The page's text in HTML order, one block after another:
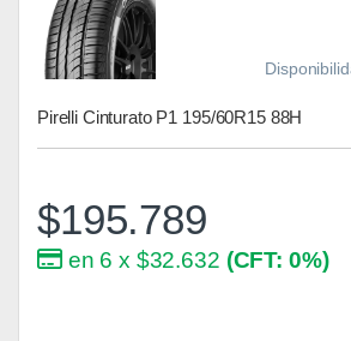
Pirelli Cinturato P1 195/60R15 88H
$195.789
en 6 x $32.632 (CFT: 0%)